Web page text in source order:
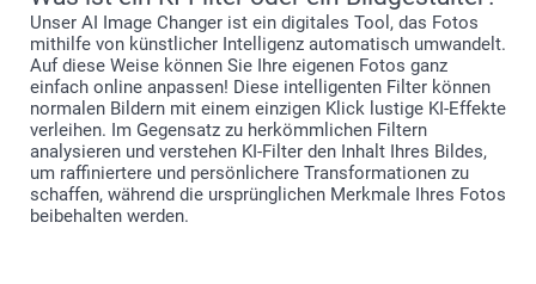
Unser AI Image Changer ist ein digitales Tool, das Fotos
mithilfe von künstlicher Intelligenz automatisch umwandelt.
Auf diese Weise können Sie Ihre eigenen Fotos ganz
einfach online anpassen! Diese intelligenten Filter können
normalen Bildern mit einem einzigen Klick lustige KI-Effekte
verleihen. Im Gegensatz zu herkömmlichen Filtern
analysieren und verstehen KI-Filter den Inhalt Ihres Bildes,
um raffiniertere und persönlichere Transformationen zu
schaffen, während die ursprünglichen Merkmale Ihres Fotos
beibehalten werden.